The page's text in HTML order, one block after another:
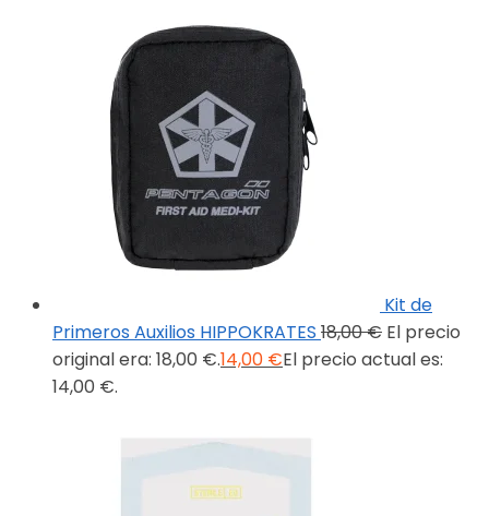
Kit de
Primeros Auxilios HIPPOKRATES 18,00€ El precio
original era: 18,00 €.14,00 €El precio actual es:
14,00 €.